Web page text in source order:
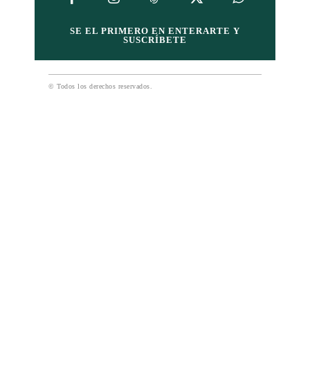
SE EL PRIMERO EN ENTERARTE Y
SUSCRÍBETE
© Todos los derechos reservados.